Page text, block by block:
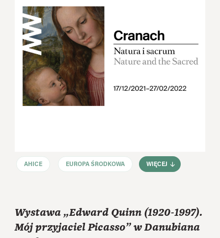
AHICE EUROPA ŚRODKOWA WIĘCEJ
Wystawa „Edward Quinn (1920-1997).
Mój przyjaciel Picasso” w Danubiana